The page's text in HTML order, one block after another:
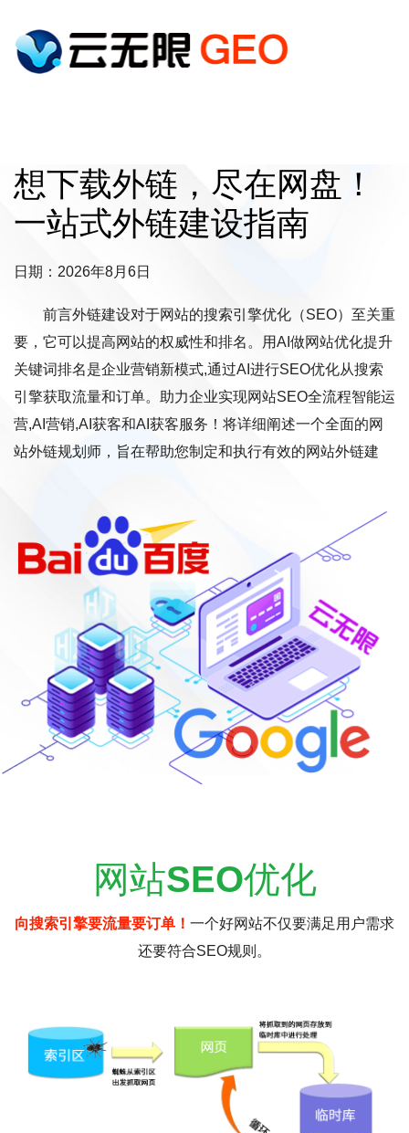
想下载外链，尽在网盘！
一站式外链建设指南
日期：2026年8月6日
前言外链建设对于网站的搜索引擎优化（SEO）至关重
要，它可以提高网站的权威性和排名。用AI做网站优化提升
关键词排名是企业营销新模式,通过AI进行SEO优化从搜索
引擎获取流量和订单。助力企业实现网站SEO全流程智能运
营,AI营销,AI获客和AI获客服务！将详细阐述一个全面的网
站外链规划师，旨在帮助您制定和执行有效的网站外链建
网站SEO优化
向搜索引擎要流量要订单！ 一个好网站不仅要满足用户需求
还要符合SEO规则。